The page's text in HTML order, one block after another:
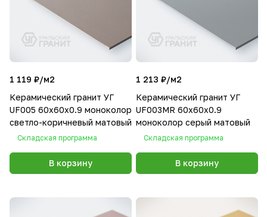
1 119 ₽/м2
Керамический гранит УГ
UF005 60х60х0.9 моноколор
светло-коричневый матовый
Складская программа
В корзину
1 213 ₽/м2
Керамический гранит УГ
UF003MR 60х60х0.9
моноколор серый матовый
Складская программа
В корзину